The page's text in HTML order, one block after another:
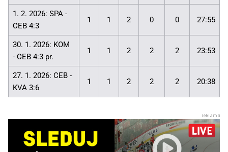
1. 2. 2026: SPA -
CEB 4:3
1 1 2 0 0 27:55
30. 1. 2026: KOM
- CEB 4:3 pr.
1 1 2 2 2 23:53
27. 1. 2026: CEB -
KVA 3:6
1 1 2 2 2 20:38